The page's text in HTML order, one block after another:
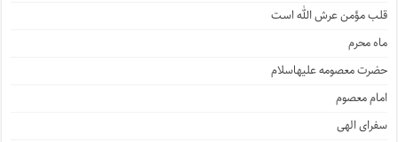
قلب مؤمن عرش الله است
ماه محرم
حضرت معصومه علیهاسلام
امام معصوم
سفرای الهی